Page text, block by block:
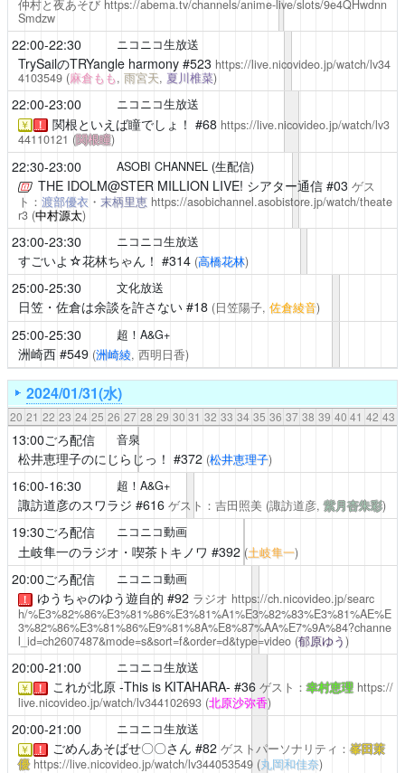
仲村と夜あそび https://abema.tv/channels/anime-live/slots/9e4QHwdnn
Smdzw
22:00-22:30 ニコニコ生放送
TrySailのTRYangle harmony#523 https://live.nicovideo.jp/watch/lv34
4103549 (麻倉もも, 雨宮天, 夏川椎菜)
22:00-23:00 ニコニコ生放送
￥ ！ 関根といえば瞳でしょ！ #68 https://live.nicovideo.jp/watch/lv3
44110121 (関根瞳)
22:30-23:00 ASOBI CHANNEL (生配信)
THE IDOLM@STER MILLION LIVE! シアター通信#03 ゲス
ト： 渡部優衣 ・ 末柄里恵 https://asobichannel.asobistore.jp/watch/theate
r3 (中村源太)
23:00-23:30 ニコニコ生放送
すごいよ☆花林ちゃん！ #314 (高橋花林)
25:00-25:30 文化放送
日笠・佐倉は余談を許さない#18 (日笠陽子, 佐倉綾音)
25:00-25:30 超！A&G+
洲崎西#549 (洲崎綾, 西明日香)
2024/01/31(水)
20 21 22 23 24 25 26 27 28 29 30 31 32 33 34 35 36 37 38 39 40 41 42 43
13:00ごろ配信 音泉
松井恵理子のにじらじっ！ #372 (松井恵理子)
16:00-16:30 超！A&G+
諏訪道彦のスワラジ #616 ゲスト：吉田照美 (諏訪道彦,紫月杏朱彩)
19:30ごろ配信 ニコニコ動画
土岐隼一のラジオ・喫茶トキノワ #392 (土岐隼一)
20:00ごろ配信 ニコニコ動画
！ ゆうちゃのゆう遊自的 #92 ラジオ https://ch.nicovideo.jp/searc
h/%E3%82%86%E3%81%86%E3%81%A1%E3%82%83%E3%81%AE%E
3%82%86%E3%81%86%E9%81%8A%E8%87%AA%E7%9A%84?channe
l_id=ch2607487&mode=s&sort=f&order=d&type=video (郁原ゆう)
20:00-21:00 ニコニコ生放送
￥ ！ これが北原 -This is KITAHARA- #36 ゲスト：幸村恵理 https://
live.nicovideo.jp/watch/lv344102693 (北原沙弥香)
20:00-21:00 ニコニコ生放送
￥ ！ ごめんあそばせ〇〇さん #82 ゲストパーソナリティ：峯田茉
優 https://live.nicovideo.jp/watch/lv344053549 (丸岡和佳奈)